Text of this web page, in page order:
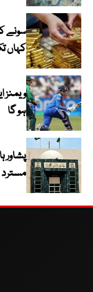
سونے
کہاں
ہو گا
پشاور
مسترد